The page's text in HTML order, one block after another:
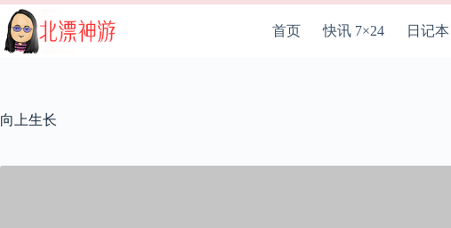
跳
至
内
首页 快讯 7×24 日记本
向上生长